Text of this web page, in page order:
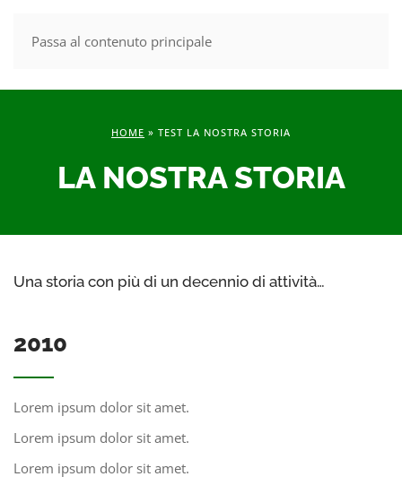
Passa al contenuto principale
MENU
HOME » TEST LA NOSTRA STORIA
LA NOSTRA STORIA
Una storia con più di un decennio di attività…
2010
Lorem ipsum dolor sit amet.
Lorem ipsum dolor sit amet.
Lorem ipsum dolor sit amet.